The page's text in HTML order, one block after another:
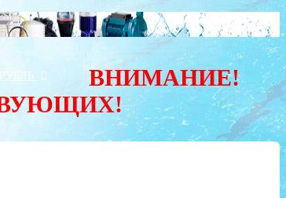
РУБЛЬ
ВНИМАНИЕ!